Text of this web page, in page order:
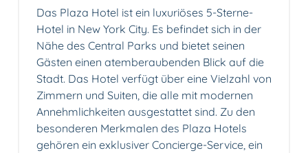
Das Plaza Hotel ist ein luxuriöses 5-Sterne-
Hotel in New York City. Es befindet sich in der
Nähe des Central Parks und bietet seinen
Gästen einen atemberaubenden Blick auf die
Stadt. Das Hotel verfügt über eine Vielzahl von
Zimmern und Suiten, die alle mit modernen
Annehmlichkeiten ausgestattet sind. Zu den
besonderen Merkmalen des Plaza Hotels
gehören ein exklusiver Concierge-Service, ein